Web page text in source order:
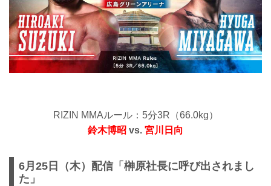
RIZIN MMAルール：5分3R（66.0kg）
鈴木博昭 vs. 宮川日向
6月25日（木）配信「榊原社長に呼び出されまし
た」